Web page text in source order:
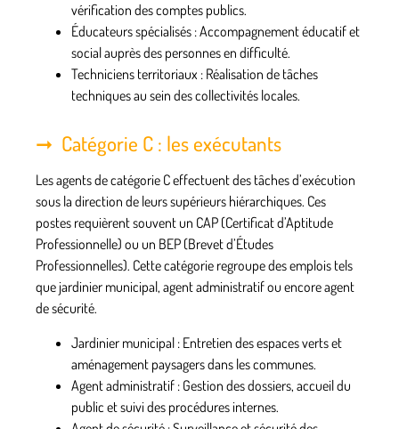
vérification des comptes publics.
Éducateurs spécialisés :Accompagnement éducatif et
social auprès des personnes en difficulté.
Techniciens territoriaux : Réalisation de tâches
techniques au sein des collectivités locales.
Catégorie C : les exécutants
Les agents decatégorie Ceffectuent des tâches d’exécution
sous la direction de leurs supérieurs hiérarchiques. Ces
postes requièrent souvent un CAP (Certificat d’Aptitude
Professionnelle) ou un BEP (Brevet d’Études
Professionnelles). Cette catégorie regroupe des emplois tels
que jardinier municipal, agent administratif ou encore agent
de sécurité.
Jardinier municipal : Entretien des espaces verts et
aménagement paysagers dans les communes.
Agent administratif : Gestion des dossiers, accueil du
public et suivi des procédures internes.